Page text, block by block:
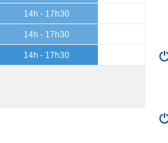
14h - 17h30
14h - 17h30
14h - 17h30